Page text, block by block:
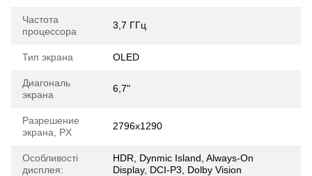
Частота
процессора
3,7 ГГц
Тип экрана OLED
Диагональ
экрана
6,7"
Разрешение
экрана, PX
2796x1290
Особливості
дисплея:
HDR, Dynmic Island, Always-On
Display, DCI-P3, Dolby Vision